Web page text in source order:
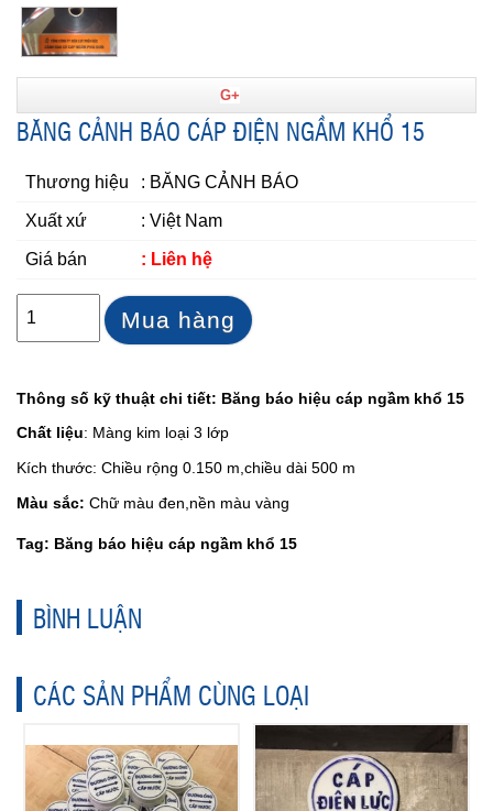
G+
BĂNG CẢNH BÁO CÁP ĐIỆN NGẦM KHỔ 15
Thương hiệu : BĂNG CẢNH BÁO
Xuất xứ : Việt Nam
Giá bán : Liên hệ
Mua hàng
Thông số kỹ thuật chi tiết: Băng báo hiệu cáp ngầm khổ 15
Chất liệu: Màng kim loại 3 lớp
Kích thước: Chiều rộng 0.150 m,chiều dài 500 m
Màu sắc: Chữ màu đen,nền màu vàng
Tag: Băng báo hiệu cáp ngầm khổ 15
BÌNH LUẬN
CÁC SẢN PHẨM CÙNG LOẠI